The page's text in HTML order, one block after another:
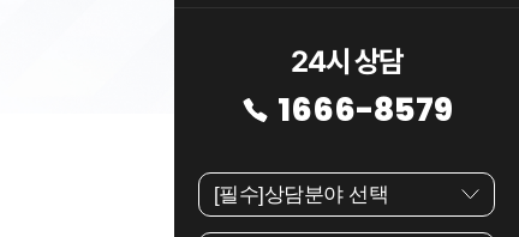
24시 상담
1666-8579